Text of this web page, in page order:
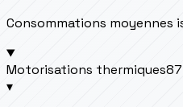
Consommations moyennes
Motorisations thermiques
▾